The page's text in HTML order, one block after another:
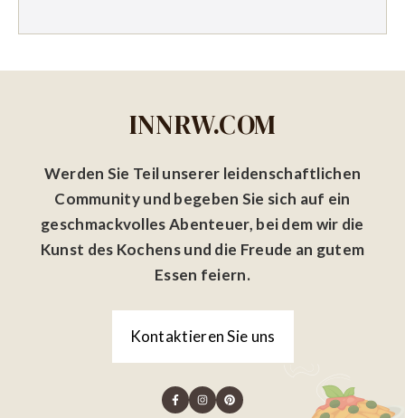
INNRW.COM
Werden Sie Teil unserer leidenschaftlichen
Community und begeben Sie sich auf ein
geschmackvolles Abenteuer, bei dem wir die
Kunst des Kochens und die Freude an gutem
Essen feiern.
Kontaktieren Sie uns